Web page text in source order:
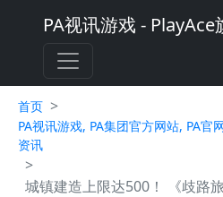
PA视讯游戏 -
首页 >
PA视讯游戏, PA集团官方网站, PA官
资讯
>
城镇建造上限达500！ 《歧路